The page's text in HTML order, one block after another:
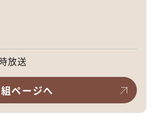
放送
ページへ